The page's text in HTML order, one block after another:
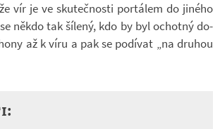
vír je ve sku­teč­nosti por­tá­lem do ji­ného
někdo tak ší­lený, kdo by byl ochotný do­
až k víru a pak se po­dí­vat „na dru­hou